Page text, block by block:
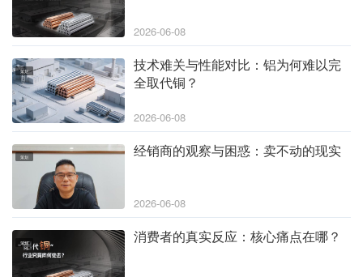
2026-06-08
策划
技术难关与性能对比：铝为何难以完
全取代铜？
2026-06-08
策划 经销商的观察与困惑：卖不动的现实
2026-06-08
策划 消费者的真实反应：核心痛点在哪？